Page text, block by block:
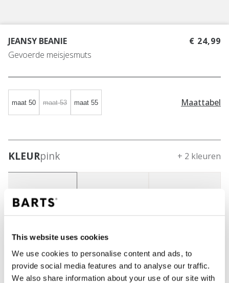
This website uses cookies
We use cookies to personalise content and ads, to
provide social media features and to analyse our traffic.
We also share information about your use of our site with
JEANSY BEANIE
Gevoerde meisjesmuts
€ 24,99
maat 50 maat 53 maat 55 Maattabel
KLEURpink + 2 kleuren